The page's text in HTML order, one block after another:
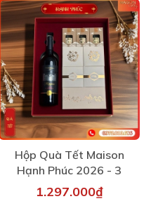
Hộp Quà Tết Maison
Hạnh Phúc 2026 - 3
1.297.000₫